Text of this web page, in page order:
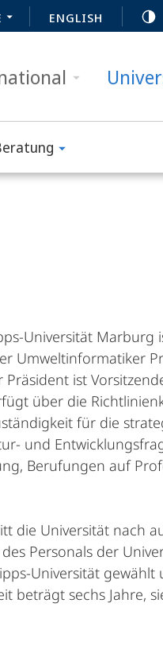
ENGLISH
Universität Marburg
Umweltinformatiker
Präsident ist
über die
für die
und
Berufungen auf
die Universität nach
Personals der
Universität gewählt
beträgt sechs Jahre,